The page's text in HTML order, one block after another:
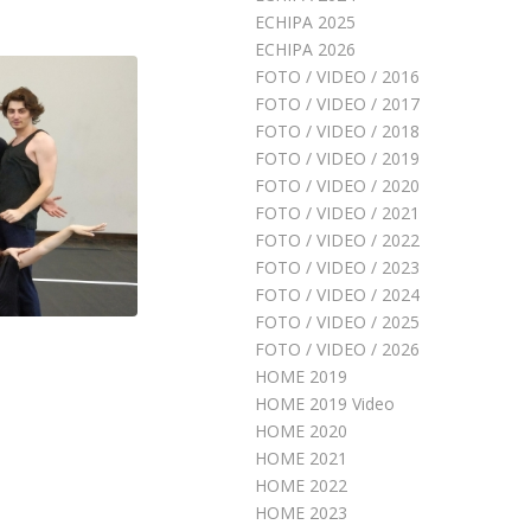
ECHIPA 2025
ECHIPA 2026
FOTO / VIDEO / 2016
FOTO / VIDEO / 2017
FOTO / VIDEO / 2018
FOTO / VIDEO / 2019
FOTO / VIDEO / 2020
FOTO / VIDEO / 2021
FOTO / VIDEO / 2022
FOTO / VIDEO / 2023
FOTO / VIDEO / 2024
FOTO / VIDEO / 2025
FOTO / VIDEO / 2026
HOME 2019
HOME 2019 Video
HOME 2020
HOME 2021
HOME 2022
HOME 2023